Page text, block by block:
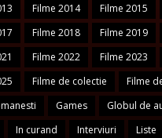
Filme 2014 Filme 2015
Filme 2018 Filme 2019
Filme 2022 Filme 2023
Filme de colectie
Filme
Games
Globul de
In curand Interviuri
Liste